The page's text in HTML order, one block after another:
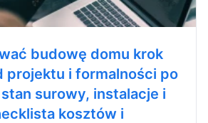
budowę domu krok
projektu i formalności po
surowy, instalacje i
kosztów i